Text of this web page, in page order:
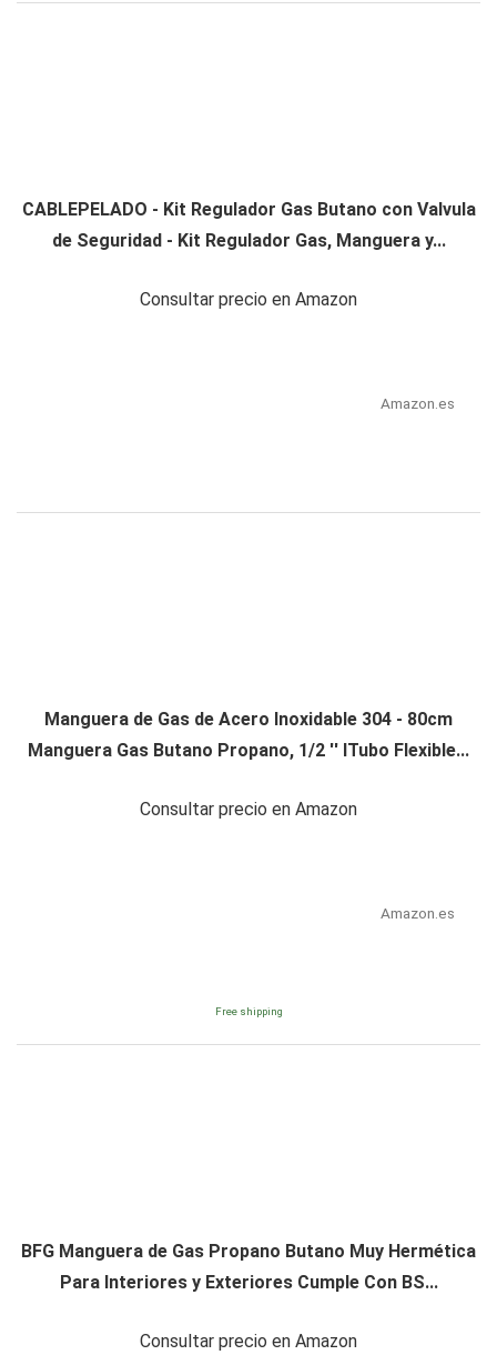
CABLEPELADO - Kit Regulador Gas Butano con Valvula
de Seguridad - Kit Regulador Gas, Manguera y...
Consultar precio en Amazon
Amazon.es
Manguera de Gas de Acero Inoxidable 304 - 80cm
Manguera Gas Butano Propano, 1/2 '' lTubo Flexible...
Consultar precio en Amazon
Amazon.es
Free shipping
BFG Manguera de Gas Propano Butano Muy Hermética
Para Interiores y Exteriores Cumple Con BS...
Consultar precio en Amazon